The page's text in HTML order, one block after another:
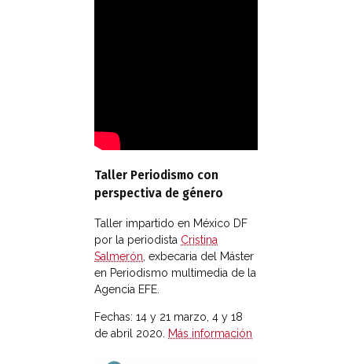
Taller Periodismo con
perspectiva de género
Taller impartido en México DF
por la periodista Cristina
Salmerón , exbecaria del Máster
en Periodismo multimedia de la
Agencia EFE.
Fechas: 14 y 21 marzo, 4 y 18
de abril 2020. Más información